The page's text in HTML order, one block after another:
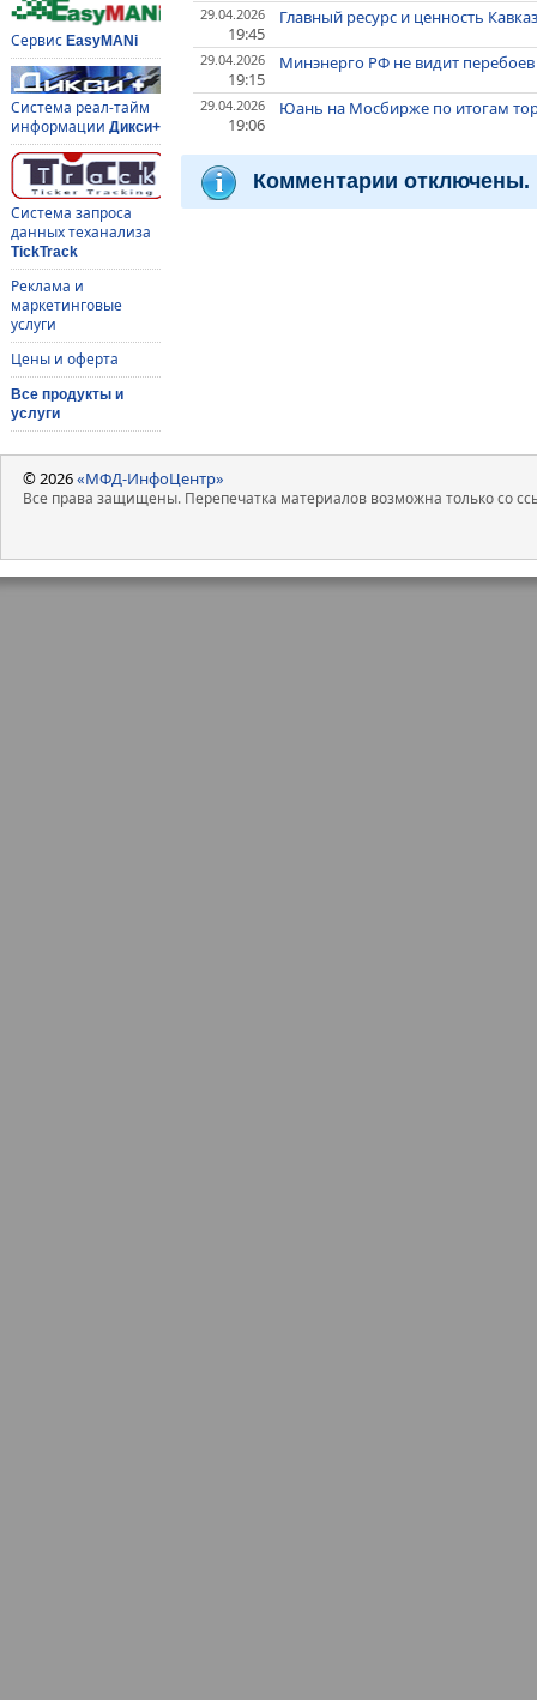
Сервис EasyMANi
Система реал-тайм
информации Дикси+
Система запроса
данных теханализа
TickTrack
Реклама и
маркетинговые
услуги
Цены и оферта
Все продукты и
услуги
29.04.2026
19:45
Главный ресурс и ценность
29.04.2026
19:15
Минэнерго РФ не видит
29.04.2026
19:06
Юань на Мосбирже по итогам
Комментарии отключены.
© 2026«МФД-ИнфоЦентр»
Все права защищены. Перепечатка материалов возможна только со